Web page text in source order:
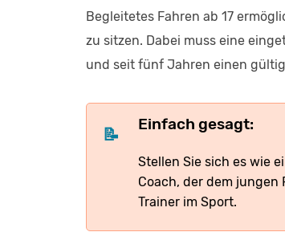
Begleitetes Fahren ab 17
zu sitzen. Dabei muss eine
und seit fünf Jahren einen
Einfach gesagt:
Stellen Sie sich es wie
Coach, der dem
Trainer im Sport.